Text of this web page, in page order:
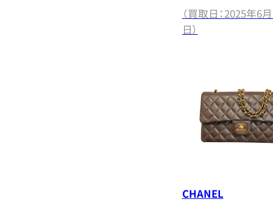
（買取日：2025年6
日）
CHANEL